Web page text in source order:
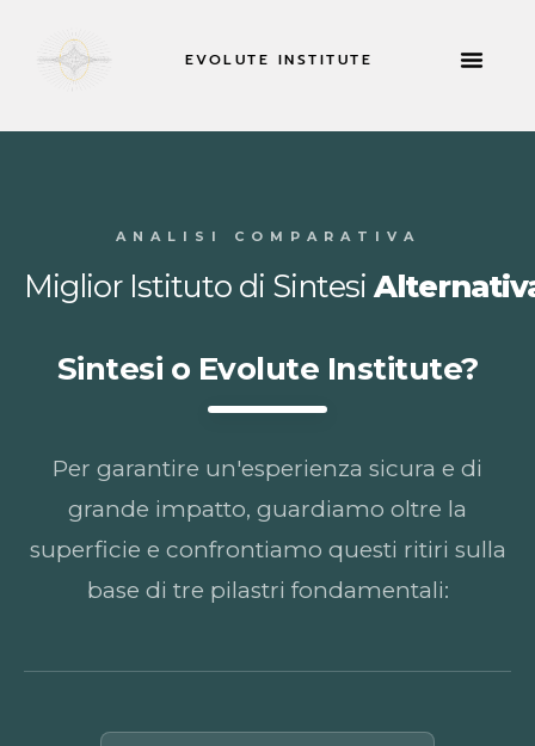
EVOLUTE INSTITUTE
ANALISI COMPARATIVA
Miglior Istituto di Sintesi
Sintesi o Evolute Institute?
Per garantire un'esperienza sicura e di
grande impatto, guardiamo oltre la
superficie e confrontiamo questi ritiri sulla
base di tre pilastri fondamentali: